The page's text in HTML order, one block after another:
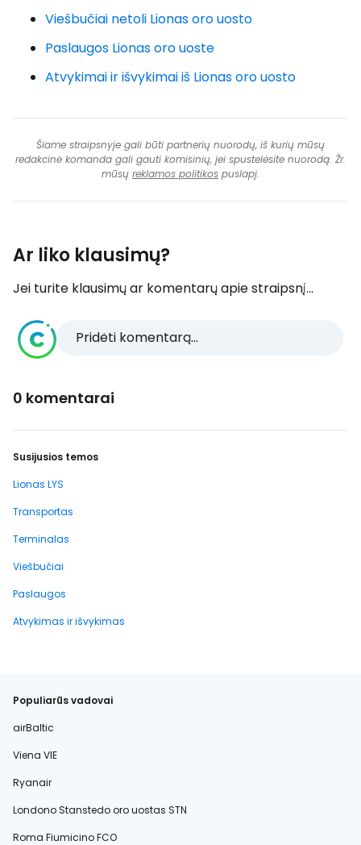
Viešbučiai netoli Lionas oro uosto
Paslaugos Lionas oro uoste
Atvykimai ir išvykimai iš Lionas oro uosto
Šiame straipsnyje gali būti partnerių nuorodų, iš kurių mūsų
redakcinė komanda gali gauti komisinių, jei spustelėsite nuorodą. Žr.
mūsų reklamos politikos puslapį.
Ar liko klausimų?
Jei turite klausimų ar komentarų apie straipsnį...
Pridėti komentarą...
0 komentarai
Susijusios temos
Lionas LYS
Transportas
Terminalas
Viešbučiai
Paslaugos
Atvykimas ir išvykimas
Populiarūs vadovai
airBaltic
Viena VIE
Ryanair
Londono Stanstedo oro uostas STN
Roma Fiumicino FCO